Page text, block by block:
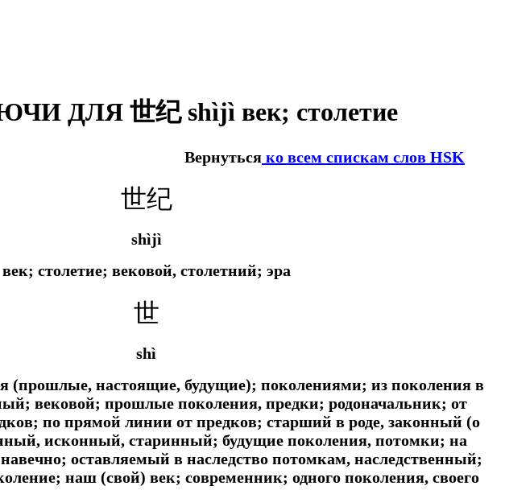
ДЛЯ 世纪 shìjì век; столетие
Вернуться ко всем спискам слов HSK
世纪
shìjì
век; столетие; вековой, столетний; эра
世
shì
(прошлые, настоящие, будущие); поколениями; из поколения в
вековой; прошлые поколения, предки; родоначальник; от
по прямой линии от предков; старший в роде, законный (о
исконный, старинный; будущие поколения, потомки; на
оставляемый в наследство потомкам, наследственный;
наш (свой) век; современник; одного поколения, своего